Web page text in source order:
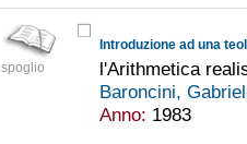
spoglio
Introduzione ad una
l'Arithmetica
Baroncini,
Anno: 1983